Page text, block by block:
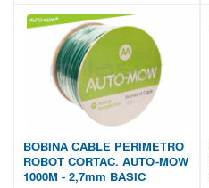
BOBINA CABLE PERIMETRO
ROBOT CORTAC. AUTO-MOW
1000M - 2,7mm BASIC